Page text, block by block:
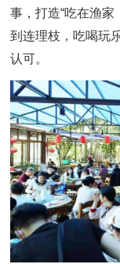
事，打造“吃在渔
到连理枝，吃喝玩
认可。